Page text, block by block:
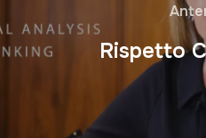
Rispetto